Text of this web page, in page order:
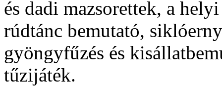
és dadi mazsorettek, a
rúdtánc bemutató,
gyöngyfűzés és
tűzijáték.